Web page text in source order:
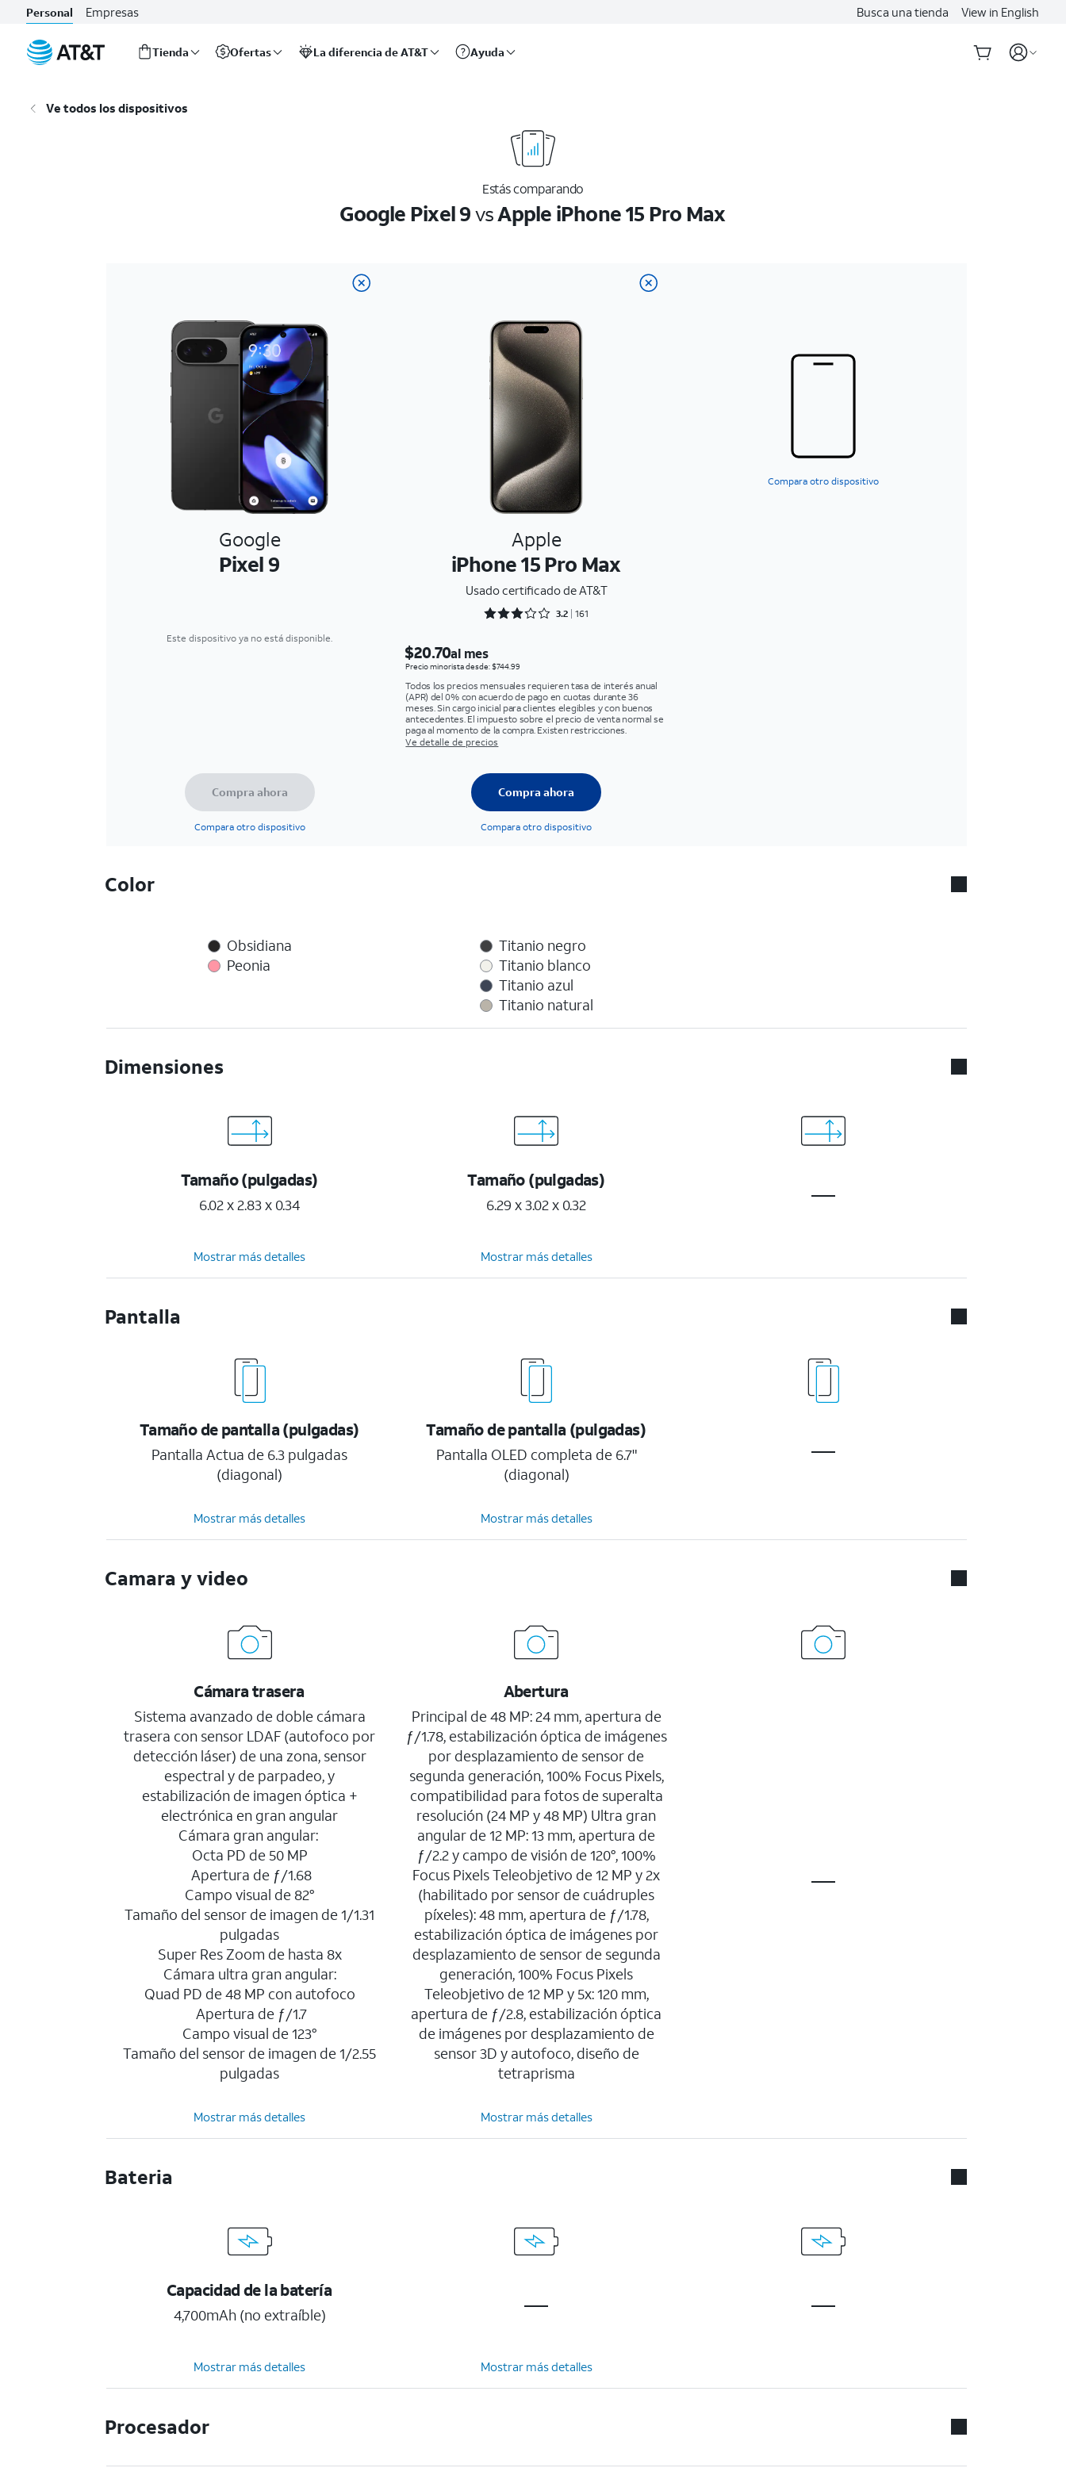
Personal Empresas Busca una tienda View in English
Tienda Ofertas La diferencia de AT&T Ayuda
Ve todos los dispositivos
Estás comparando
Google Pixel 9vsApple iPhone 15 Pro Max
Compara otro dispositivo
Google
Pixel 9
Apple
iPhone 15 Pro Max
Usado certificado de AT&T
Rated 3.2981 out of 5
3.2 161
Este dispositivo ya no está disponible.
$20.70al mes
Precio minorista desde: $744.99
Todos los precios mensuales requieren tasa de interés anual
(APR) del 0% con acuerdo de pago en cuotas durante 36
meses. Sin cargo inicial para clientes elegibles y con buenos
antecedentes. El impuesto sobre el precio de venta normal se
paga al momento de la compra. Existen restricciones.
Ve detalle de precios
Compra ahora
Compara otro dispositivo
Compra ahora
Compara otro dispositivo
Color
Obsidiana
Peonia
Titanio negro
Titanio blanco
Titanio azul
Titanio natural
Dimensiones
Tamaño (pulgadas)
6.02 x 2.83 x 0.34
Tamaño (pulgadas)
6.29 x 3.02 x 0.32
Mostrar más detalles Mostrar más detalles
Pantalla
Tamaño de pantalla (pulgadas)
Pantalla Actua de 6.3 pulgadas
(diagonal)
Tamaño de pantalla (pulgadas)
Pantalla OLED completa de 6.7"
(diagonal)
Mostrar más detalles Mostrar más detalles
Camara y video
Cámara trasera
Sistema avanzado de doble cámara
trasera con sensor LDAF (autofoco por
detección láser) de una zona, sensor
espectral y de parpadeo, y
estabilización de imagen óptica +
electrónica en gran angular
Cámara gran angular:
Octa PD de 50 MP
Apertura de ƒ/1.68
Campo visual de 82°
Tamaño del sensor de imagen de 1/1.31
pulgadas
Super Res Zoom de hasta 8x
Cámara ultra gran angular:
Quad PD de 48 MP con autofoco
Apertura de ƒ/1.7
Campo visual de 123°
Tamaño del sensor de imagen de 1/2.55
pulgadas
Abertura
Principal de 48 MP: 24 mm, apertura de
ƒ/1.78, estabilización óptica de imágenes
por desplazamiento de sensor de
segunda generación, 100% Focus Pixels,
compatibilidad para fotos de superalta
resolución (24 MP y 48 MP) Ultra gran
angular de 12 MP: 13 mm, apertura de
ƒ/2.2 y campo de visión de 120°, 100%
Focus Pixels Teleobjetivo de 12 MP y 2x
(habilitado por sensor de cuádruples
píxeles): 48 mm, apertura de ƒ/1.78,
estabilización óptica de imágenes por
desplazamiento de sensor de segunda
generación, 100% Focus Pixels
Teleobjetivo de 12 MP y 5x: 120 mm,
apertura de ƒ/2.8, estabilización óptica
de imágenes por desplazamiento de
sensor 3D y autofoco, diseño de
tetraprisma
Mostrar más detalles Mostrar más detalles
Bateria
Capacidad de la batería
4,700mAh (no extraíble)
Mostrar más detalles Mostrar más detalles
Procesador